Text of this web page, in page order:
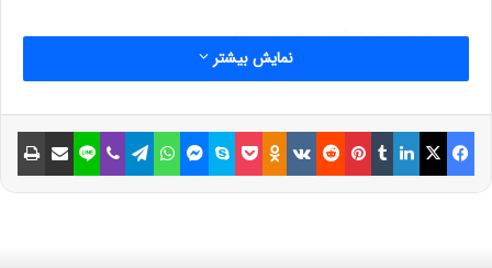
پایه حقوق ۱۴۰۳ کارگران چقدر است؟
می‌شود. مهمترین بخش برای محاسبه و اعلام حقوق وزارت کار ۱۴۰۳،
پایه حقوق پرداختی است که البته نباید با حداقل حقوق اشتباه گرفته
شود.
نمایش بیشتر
فیسبوک ایکس لینکداین تامبلر پینتریست Reddit
VKontakte
Odnoklassniki پاکت اسکایپ مسنجر واتس آپ تلگرام وایبر لاین اشتراک گذاری با ایمیل